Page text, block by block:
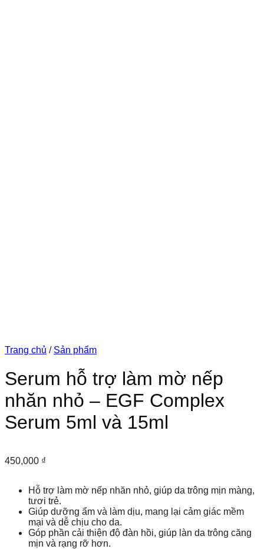
Trang chủ / Sản phẩm
Serum hỗ trợ làm mờ nếp
nhăn nhỏ – EGF Complex
Serum 5ml và 15ml
450,000 ₫
Hỗ trợ làm mờ nếp nhăn nhỏ, giúp da trông mịn màng,
tươi trẻ.
Giúp dưỡng ẩm và làm dịu, mang lại cảm giác mềm
mại và dễ chịu cho da.
Góp phần cải thiện độ đàn hồi, giúp làn da trông căng
mịn và rạng rỡ hơn.